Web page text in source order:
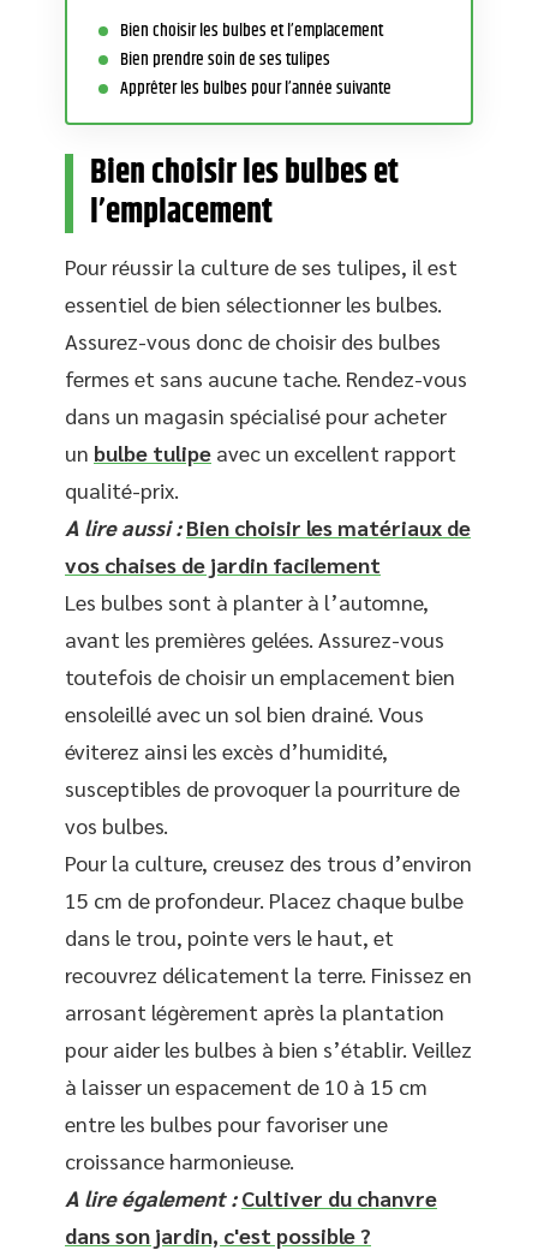
Bien choisir les bulbes et l’emplacement
Bien prendre soin de ses tulipes
Apprêter les bulbes pour l’année suivante
Bien choisir les bulbes et
l’emplacement
Pour réussir la culture de ses tulipes, il est
essentiel de bien sélectionner les bulbes.
Assurez-vous donc de choisir des bulbes
fermes et sans aucune tache. Rendez-vous
dans un magasin spécialisé pour acheter
un bulbe tulipe avec un excellent rapport
qualité-prix.
A lire aussi : Bien choisir les matériaux de
vos chaises de jardin facilement
Les bulbes sont à planter à l’automne,
avant les premières gelées. Assurez-vous
toutefois de choisir un emplacement bien
ensoleillé avec un sol bien drainé. Vous
éviterez ainsi les excès d’humidité,
susceptibles de provoquer la pourriture de
vos bulbes.
Pour la culture, creusez des trous d’environ
15 cm de profondeur. Placez chaque bulbe
dans le trou, pointe vers le haut, et
recouvrez délicatement la terre. Finissez en
arrosant légèrement après la plantation
pour aider les bulbes à bien s’établir. Veillez
à laisser un espacement de 10 à 15 cm
entre les bulbes pour favoriser une
croissance harmonieuse.
A lire également : Cultiver du chanvre
dans son jardin, c'est possible ?